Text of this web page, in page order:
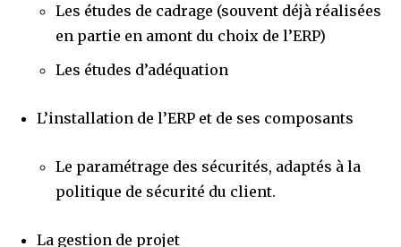
Les études de cadrage (souvent déjà réalisées
en partie en amont du choix de l’ERP)
Les études d’adéquation
L’installation de l’ERP et de ses composants
Le paramétrage des sécurités, adaptés à la
politique de sécurité du client.
La gestion de projet